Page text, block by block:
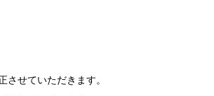
せていただきます。